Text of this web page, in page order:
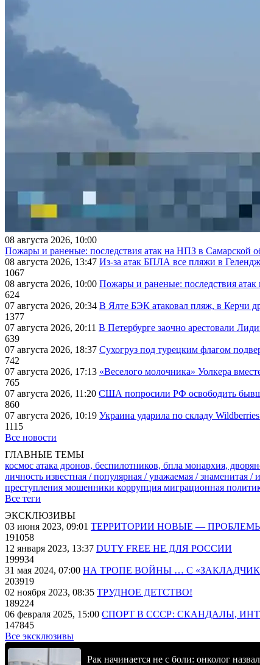
08 августа 2026, 10:00
Пожары и раненые: последствия атак на НПЗ в Самарской
08 августа 2026, 13:47 Из-за атак БПЛА все пляжи в
1067
08 августа 2026, 10:00 Пожары и раненые: последствия
624
07 августа 2026, 20:34 В Ялте БЭК атаковал пляж, в Керчи
1377
07 августа 2026, 20:11 В Петербурге заочно арестовали
639
07 августа 2026, 18:37 Сухогруз под турецким флагом
742
07 августа 2026, 17:13 «Веселого молочника» Уолкера
765
07 августа 2026, 11:20 США попросили РФ освободить
860
07 августа 2026, 10:19 Украина ударила по складу
1115
Все новости
ГЛАВНЫЕ ТЕМЫ
космос атака дронов, беспилотников, бпла монархия,
личность известная / популярная / уважаемая / знаменитая /
преступления мошенники коррупция миграционная
Все теги
ЭКСКЛЮЗИВЫ
03 июня 2023, 09:01 ТЕРРИТОРИИ НОВЫЕ —
191058
12 января 2023, 13:37 DUTY FREE НЕ ДЛЯ РОССИИ
199934
31 мая 2024, 07:00 НА ТРОПЕ ВОЙНЫ … С
203919
02 ноября 2023, 08:35 ТРУДНОЕ ДЕТСТВО!
189224
06 февраля 2025, 15:00 СПОРТ В СССР: СКАНДАЛЫ,
147845
Все эксклюзивы
Рак начинается не с боли: онколог